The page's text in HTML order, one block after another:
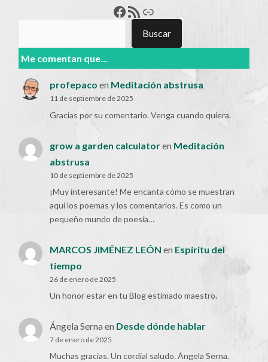
Francisco Pérez
Feed RSSEnlace
Buscar
Me comentan que...
profepaco en Meditación abstrusa
11 de septiembre de 2025
Gracias por su comentario. Venga cuando quiera.
grow a garden calculatoren Meditación
abstrusa
10 de septiembre de 2025
¡Muy interesante! Me encanta cómo se muestran
aquí los poemas y los comentarios. Es como un
pequeño mundo de poesía…
MARCOS JIMÉNEZ LEÓN en Espíritu del
tiempo
26 de enero de 2025
Un honor estar en tu Blog estimado maestro.
Ángela Serna en Desde dónde hablar
7 de enero de 2025
Muchas gracias. Un cordial saludo. Ángela Serna.